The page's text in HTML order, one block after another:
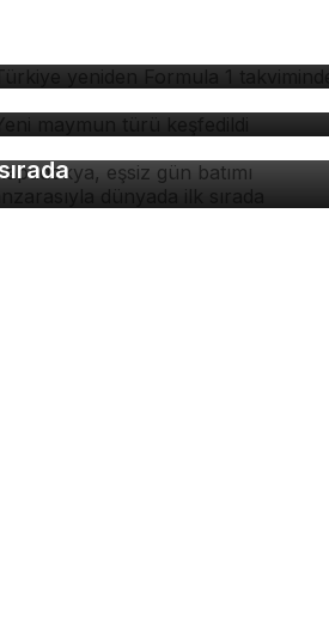
maymun türü keşfedildi
eşsiz gün batımı
dünyada ilk